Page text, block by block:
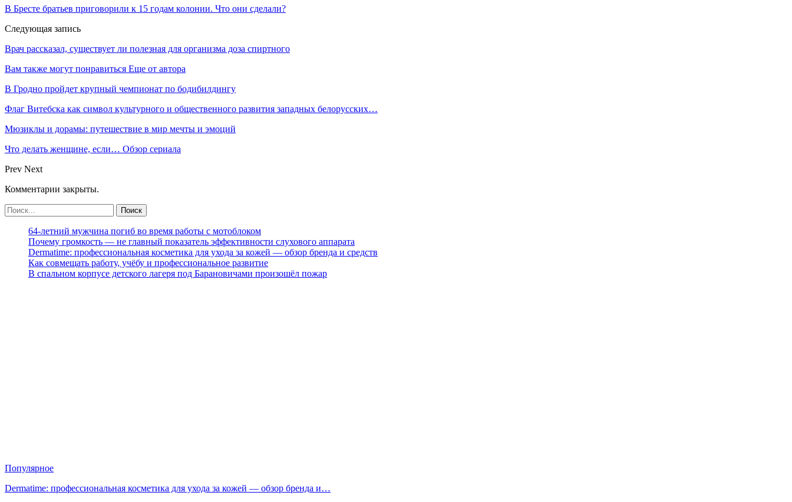
В Бресте братьев приговорили к 15 годам колонии. Что они сделали?
Следующая запись
Врач рассказал, существует ли полезная для организма доза спиртного
Вам также могут понравиться Еще от автора
В Гродно пройдет крупный чемпионат по бодибилдингу
Флаг Витебска как символ культурного и общественного развития западных белорусских…
Мюзиклы и дорамы: путешествие в мир мечты и эмоций
Что делать женщине, если… Обзор сериала
Prev Next
Комментарии закрыты.
64-летний мужчина погиб во время работы с мотоблоком
Почему громкость — не главный показатель эффективности слухового аппарата
Dermatime: профессиональная косметика для ухода за кожей — обзор бренда и средств
Как совмещать работу, учёбу и профессиональное развитие
В спальном корпусе детского лагеря под Барановичами произошёл пожар
Популярное
Dermatime: профессиональная косметика для ухода за кожей — обзор бренда и…